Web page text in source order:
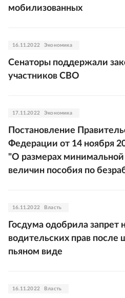
мобилизованных
16.11.2022 Экономика
Сенаторы поддержали
участников СВО
17.11.2022 Экономика
Постановление
Федерации от 14 ноября
"О размерах
величин пособия по
16.11.2022 Власть
Госдума одобрила запрет
водительских прав после
пьяном виде
16.11.2022 Власть